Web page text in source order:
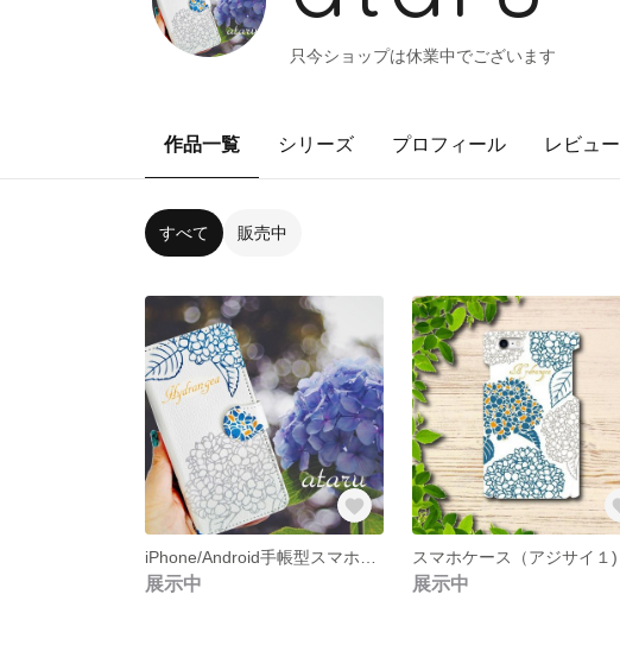
只今ショップは休業中でございます
作品一覧 シリーズ プロフィール レビュー
すべて 販売中
展示中
スマホケース（アジサイ１)
展示中